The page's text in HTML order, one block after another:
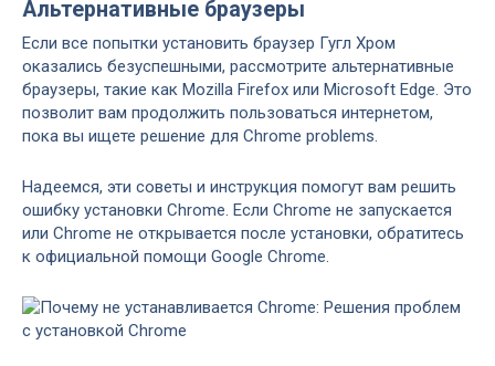
Альтернативные браузеры
Если все попытки установить браузер Гугл Хром
оказались безуспешными, рассмотрите альтернативные
браузеры, такие как Mozilla Firefox или Microsoft Edge. Это
позволит вам продолжить пользоваться интернетом,
пока вы ищете решение для Chrome problems.
Надеемся, эти советы и инструкция помогут вам решить
ошибку установки Chrome. Если Chrome не запускается
или Chrome не открывается после установки, обратитесь
к официальной помощи Google Chrome.